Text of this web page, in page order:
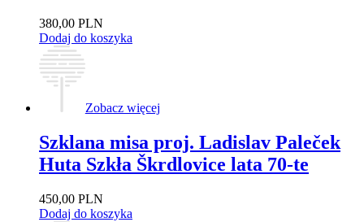
380,00 PLN
Dodaj do koszyka
Zobacz więcej
Szklana misa proj. Ladislav Paleček
Huta Szkła Škrdlovice lata 70-te
450,00 PLN
Dodaj do koszyka